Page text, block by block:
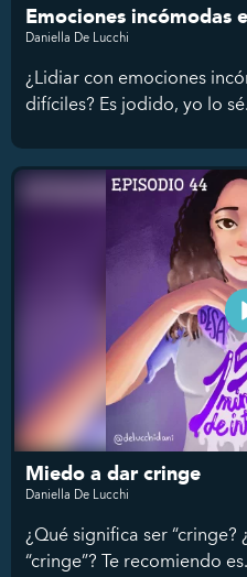
Emociones incómodas
Daniella De Lucchi
¿Lidiar con emociones
difíciles? Es jodido, yo lo
Miedo a dar cringe
Daniella De Lucchi
¿Qué significa ser
“cringe”? Te recomiendo